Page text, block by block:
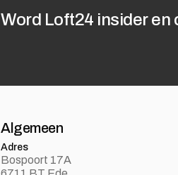
Word Loft24 insider en
Algemeen
Adres
Bospoort 17A